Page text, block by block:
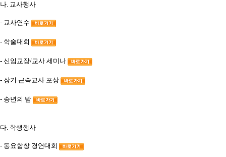
나. 교사행사
- 교사연수
- 학술대회
- 신임교장/교사 세미나
- 장기 근속교사 포상
- 송년의 밤
다. 학생행사
- 동요합창 경연대회